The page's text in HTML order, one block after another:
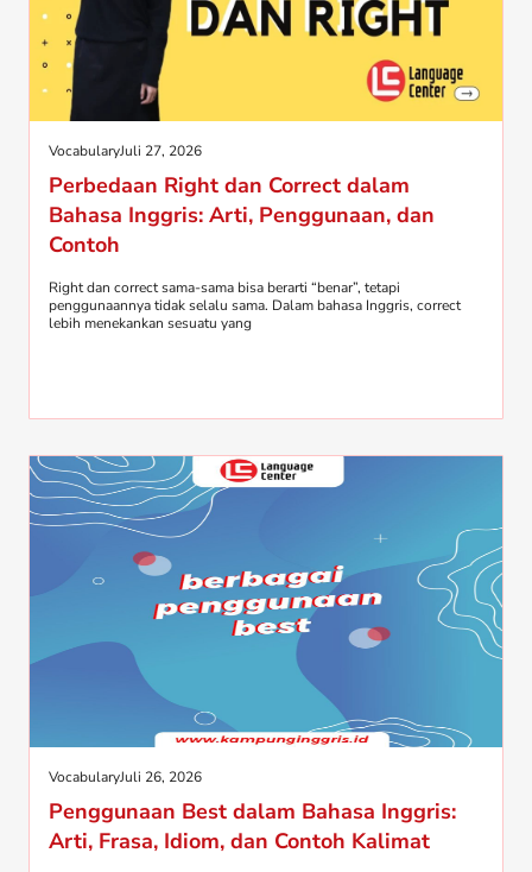
VocabularyJuli 27, 2026
Perbedaan Right dan Correct dalam
Bahasa Inggris: Arti, Penggunaan, dan
Contoh
Right dan correct sama-sama bisa berarti “benar”, tetapi
penggunaannya tidak selalu sama. Dalam bahasa Inggris, correct
lebih menekankan sesuatu yang
VocabularyJuli 26, 2026
Penggunaan Best dalam Bahasa Inggris:
Arti, Frasa, Idiom, dan Contoh Kalimat